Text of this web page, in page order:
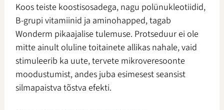
Koos teiste koostisosadega, nagu polünukleotiidid,
B-grupi vitamiinid ja aminohapped, tagab
Wonderm pikaajalise tulemuse. Protseduur ei ole
mitte ainult oluline toitainete allikas nahale, vaid
stimuleerib ka uute, tervete mikroveresoonte
moodustumist, andes juba esimesest seansist
silmapaistva tõstva efekti.